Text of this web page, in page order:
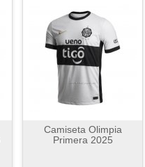
Camiseta Olimpia
Primera 2025